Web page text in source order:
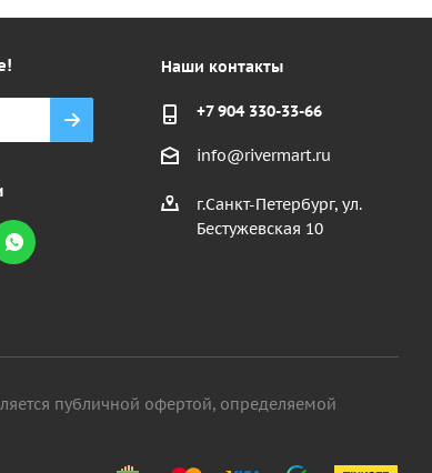
Наши контакты
+7 904 330-33-66
info@rivermart.ru
г.Санкт-Петербург, ул.
Бестужевская 10
публичной офертой, определяемой